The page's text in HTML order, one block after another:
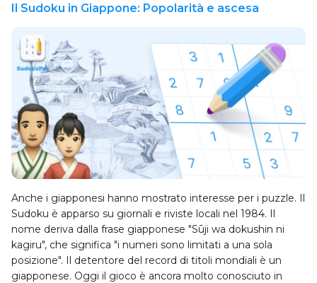
Il Sudoku in Giappone: Popolarità e ascesa
Anche i giapponesi hanno mostrato interesse per i puzzle. Il
Sudoku è apparso su giornali e riviste locali nel 1984. Il
nome deriva dalla frase giapponese "Sūji wa dokushin ni
kagiru", che significa "i numeri sono limitati a una sola
posizione". Il detentore del record di titoli mondiali è un
giapponese. Oggi il gioco è ancora molto conosciuto in